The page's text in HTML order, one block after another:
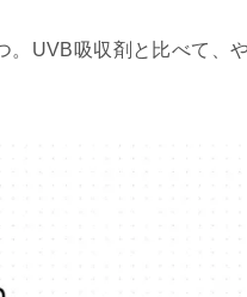
UVB吸収剤と比べて、